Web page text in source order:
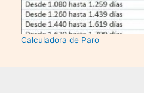
Calculadora de Paro